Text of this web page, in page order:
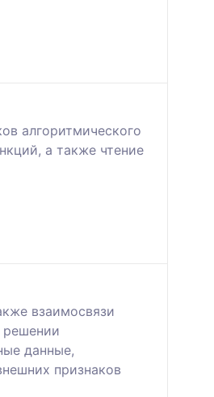
алгоритмического
а также чтение
взаимосвязи
решении
данные,
признаков